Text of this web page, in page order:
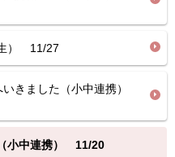
） 11/27
いきました（小中連携）
小中連携） 11/20